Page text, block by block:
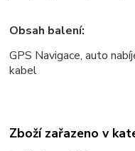
Obsah balení:
GPS Navigace, auto
kabel
Zboží zařazeno v